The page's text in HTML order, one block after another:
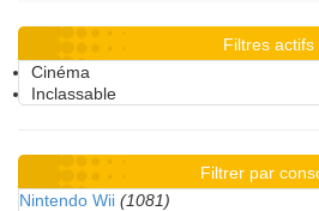
Filtres actifs
Cinéma
Inclassable
Filtrer par
Nintendo Wii (1081)